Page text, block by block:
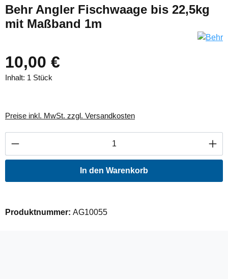
Behr Angler Fischwaage bis 22,5kg
mit Maßband 1m
10,00 €
Inhalt: 1 Stück
Preise inkl. MwSt. zzgl. Versandkosten
Produkt Anzahl: Gib den gewünschten
In den Warenkorb
Produktnummer: AG10055